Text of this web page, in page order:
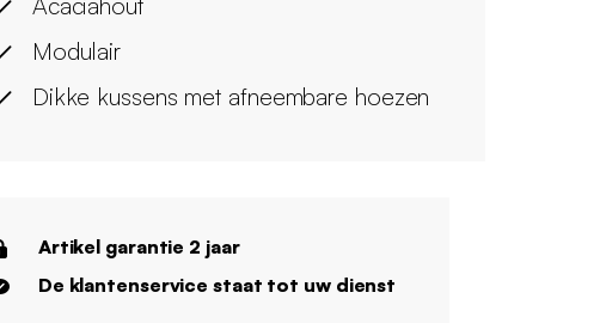
Modulair
Dikke kussens met afneembare hoezen
Artikel garantie 2 jaar
De klantenservice staat tot uw dienst